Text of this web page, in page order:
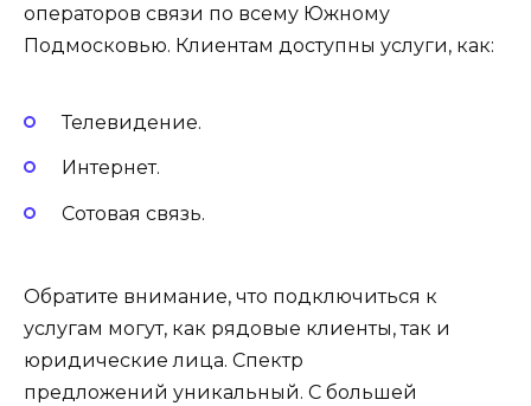
операторов связи по всему Южному
Подмосковью. Клиентам доступны услуги, как:
Телевидение.
Интернет.
Сотовая связь.
Обратите внимание, что подключиться к
услугам могут, как рядовые клиенты, так и
юридические лица. Спектр
предложений уникальный. С большей